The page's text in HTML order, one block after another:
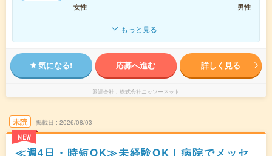
女性
男性
もっと見る
気になる! 応募へ進む 詳しく見る
派遣会社 株式会社ニッソーネット
未読
NEW
掲載日 2026/08/03
≪週4日・時短OK≫未経験OK！病院でメッセ